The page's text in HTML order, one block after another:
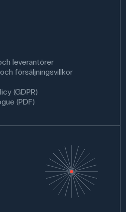
leverantörer
försäljningsvillkor
(GDPR)
(PDF)